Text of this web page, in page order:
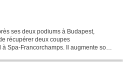
ses deux podiums à Budapest,
récupérer deux coupes
Spa-Francorchamps. Il augmente son